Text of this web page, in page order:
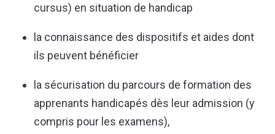
cursus) en situation de handicap
la connaissance des dispositifs et aides dont
ils peuvent bénéficier
la sécurisation du parcours de formation des
apprenants handicapés dès leur admission (y
compris pour les examens),